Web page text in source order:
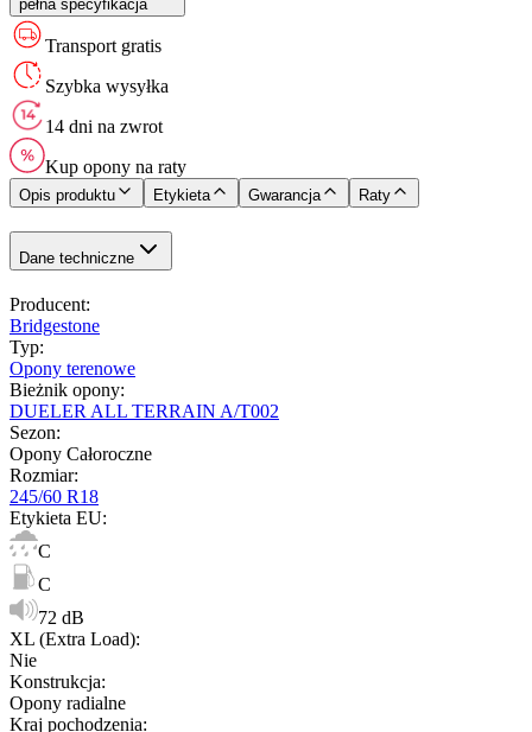
pełna specyfikacja
Transport gratis
Szybka wysyłka
14 dni na zwrot
Kup opony na raty
Opis produktu Etykieta Gwarancja Raty
Dane techniczne
Producent:
Bridgestone
Typ:
Opony terenowe
Bieżnik opony:
DUELER ALL TERRAIN A/T002
Sezon:
Opony Całoroczne
Rozmiar:
245/60 R18
Etykieta EU:
C
C
72 dB
XL (Extra Load):
Nie
Konstrukcja:
Opony radialne
Kraj pochodzenia: